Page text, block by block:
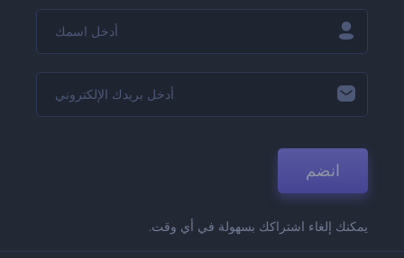
انضم
يمكنك إلغاء اشتراكك بسهولة في أي وقت.